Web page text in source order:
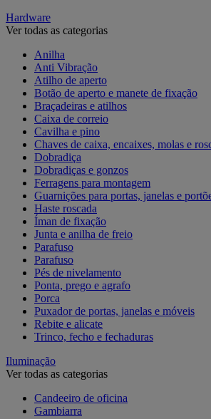
Hardware
Ver todas as categorias
Anilha
Anti Vibração
Atilho de aperto
Botão de aperto e manete de fixação
Braçadeiras e atilhos
Caixa de correio
Cavilha e pino
Chaves de caixa, encaixes, molas e
Dobradiça
Dobradiças e gonzos
Ferragens para montagem
Guarnições para portas, janelas e
Haste roscada
Íman de fixação
Junta e anilha de freio
Parafuso
Parafuso
Pés de nivelamento
Ponta, prego e agrafo
Porca
Puxador de portas, janelas e móveis
Rebite e alicate
Trinco, fecho e fechaduras
Iluminação
Ver todas as categorias
Candeeiro de oficina
Gambiarra